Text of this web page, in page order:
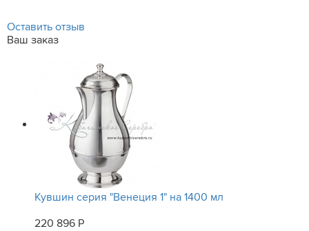
Оставить отзыв
Ваш заказ
Кувшин серия "Венеция 1" на 1400 мл
220 896 Р